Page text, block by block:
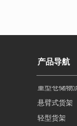
产品导航
悬臂式货架
轻型货架
阁楼货架定制